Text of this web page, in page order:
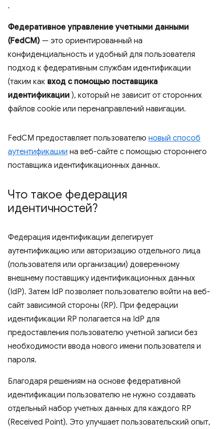
.
Федеративное управление учетными данными
(FedCM) — это ориентированный на
конфиденциальность и удобный для пользователя
подход к федеративным службам идентификации
(таким как вход с помощью поставщика
идентификации ), который не зависит от сторонних
файлов cookie или перенаправлений навигации.
FedCM предоставляет пользователю новый способ
аутентификации на веб-сайте с помощью стороннего
поставщика идентификационных данных.
Что такое федерация
идентичностей?
Федерация идентификации делегирует
аутентификацию или авторизацию отдельного лица
(пользователя или организации) доверенному
внешнему поставщику идентификационных данных
(IdP). Затем IdP позволяет пользователю войти на веб-
сайт зависимой стороны (RP). При федерации
идентификации RP полагается на IdP для
предоставления пользователю учетной записи без
необходимости ввода нового имени пользователя и
пароля.
Благодаря решениям на основе федеративной
идентификации пользователю не нужно создавать
отдельный набор учетных данных для каждого RP
(Received Point). Это улучшает пользовательский опыт,